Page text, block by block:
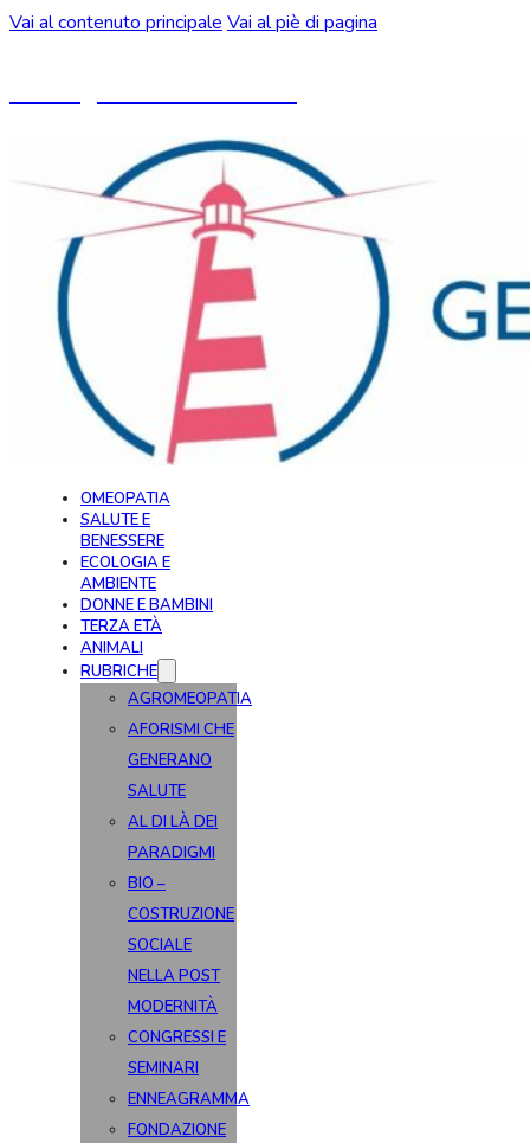
Vai al contenuto principale Vai al piè di pagina
OMEOPATIA
SALUTE E
BENESSERE
ECOLOGIA E
AMBIENTE
DONNE E BAMBINI
TERZA ETÀ
ANIMALI
RUBRICHE
AGROMEOPATIA
AFORISMI CHE
GENERANO
SALUTE
AL DI LÀ DEI
PARADIGMI
BIO –
COSTRUZIONE
SOCIALE
NELLA POST
MODERNITÀ
CONGRESSI E
SEMINARI
ENNEAGRAMMA
FONDAZIONE